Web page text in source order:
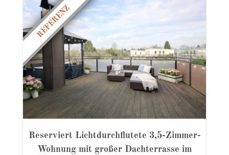
REFERENZ
Reserviert Lichtdurchflutete 3,5-Zimmer-
Wohnung mit großer Dachterrasse im